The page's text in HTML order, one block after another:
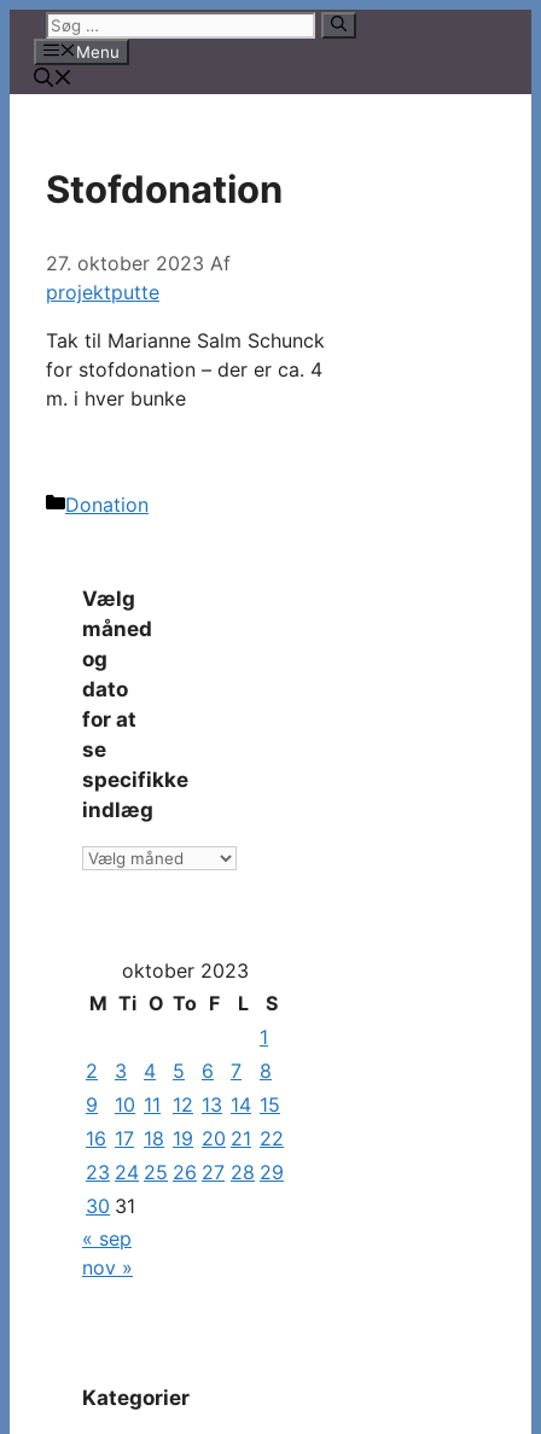
indhold
Søg
efter:Menu
Stofdonation
27. oktober 2023 Af
projektputte
Tak til Marianne Salm Schunck
for stofdonation – der er ca. 4
m. i hver bunke
Kategorier
Donation
Vælg
måned
og
dato
for at
se
specifikke
indlæg
Vælg
at
specifikke
indlæg
oktober 2023
M Ti O To F L
S
1
2
3 4 5 6 7
8
9
10 11 12 13 14 15
16 17 18 19 20 21 22
23 24 25 26 27 28 29
30 31
« sep
nov »
Kategorier